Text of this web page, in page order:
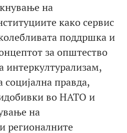
на
како сервис
поддршка и
за општество
интеркултурализам,
правда,
во НАТО и
на
регионалните